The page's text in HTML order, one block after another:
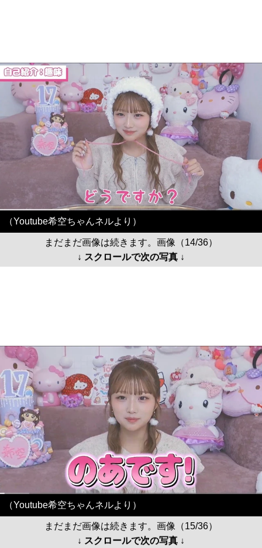
（Youtube希空ちゃんネルより）
まだまだ画像は続きます。画像（14/36）
↓ スクロールで次の写真 ↓
（Youtube希空ちゃんネルより）
まだまだ画像は続きます。画像（15/36）
↓ スクロールで次の写真 ↓